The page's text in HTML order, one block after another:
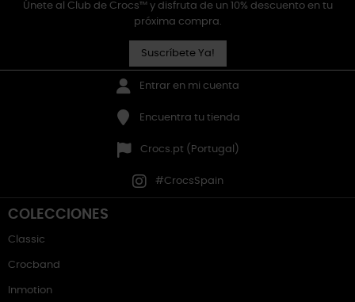
Únete al Club de Crocs™ y disfruta de un 10% descuento en tu
próxima compra.
Suscríbete Ya!
Entrar en mi cuenta
Encuentra tu tienda
Crocs.pt (Portugal)
#CrocsSpain
COLECCIONES
Classic
Crocband
Inmotion